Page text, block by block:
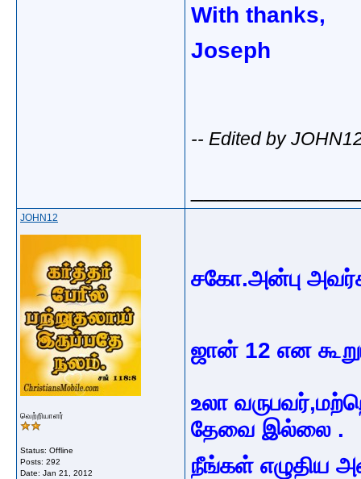
With thanks,
Joseph
-- Edited by
JOHN12
வெற்றியாளர்
Status: Offline
Posts: 292
Date: Jan 21, 2012
சகோ.அன்பு
ஜான் 12 என
உலா
தேவை இல்லை .
நீங்கள் எழுதிய